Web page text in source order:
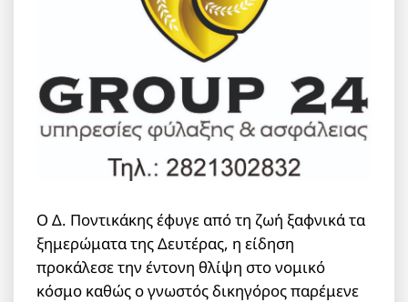
Ο Δ. Ποντικάκης έφυγε από τη ζωή ξαφνικά τα
ξημερώματα της Δευτέρας, η είδηση
προκάλεσε την έντονη θλίψη στο νομικό
κόσμο καθώς ο γνωστός δικηγόρος παρέμενε